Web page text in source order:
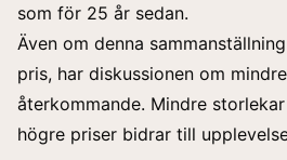
som för 25 år sedan.
Även om denna
pris, har diskussionen om
återkommande. Mindre
högre priser bidrar till